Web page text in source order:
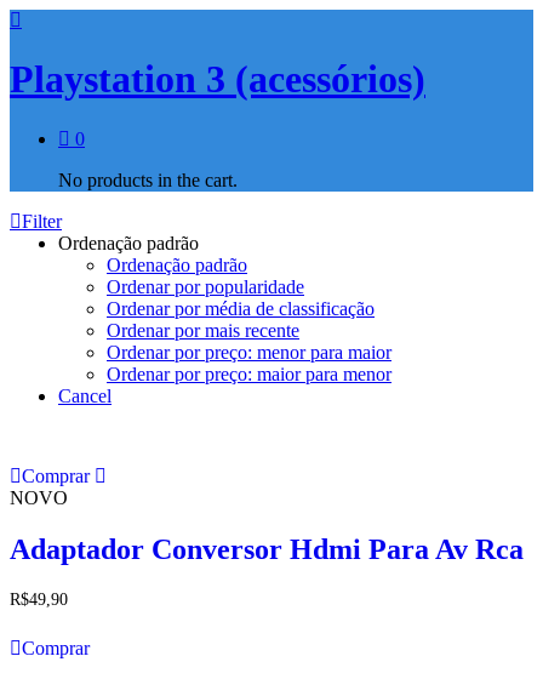
Playstation 3 (acessórios)
0
No products in the cart.
Filter
Ordenação padrão
Ordenação padrão
Ordenar por popularidade
Ordenar por média de classificação
Ordenar por mais recente
Ordenar por preço: menor para maior
Ordenar por preço: maior para menor
Cancel
Comprar
NOVO
Adaptador Conversor Hdmi Para Av Rca
R$49,90
Comprar